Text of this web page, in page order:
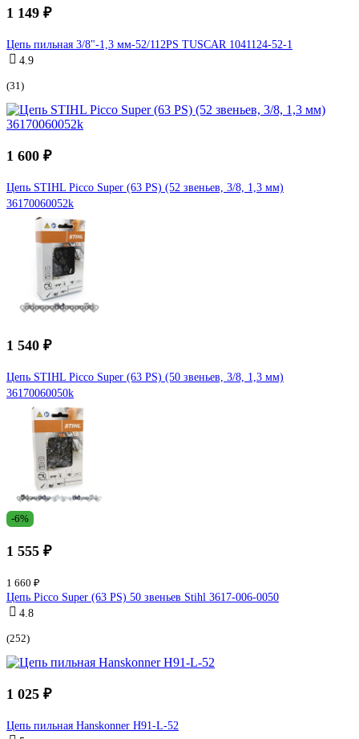
1 149 ₽
Цепь пильная 3/8"-1,3 мм-52/112PS TUSCAR 1041124-52-1
4.9
(31)
1 600 ₽
Цепь STIHL Picco Super (63 PS) (52 звеньев, 3/8, 1,3 мм)
36170060052k
1 540 ₽
Цепь STIHL Picco Super (63 PS) (50 звеньев, 3/8, 1,3 мм)
36170060050k
-6%
1 555 ₽
1 660 ₽
Цепь Picco Super (63 PS) 50 звеньев Stihl 3617-006-0050
4.8
(252)
1 025 ₽
Цепь пильная Hanskonner H91-L-52